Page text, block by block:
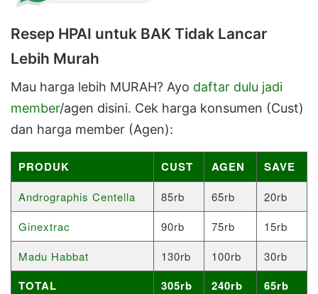
Resep HPAI untuk BAK Tidak Lancar
Lebih Murah
Mau harga lebih MURAH? Ayo daftar dulu jadi
member/agen disini. Cek harga konsumen (Cust)
dan harga member (Agen):
PRODUK CUST AGEN SAVE
Andrographis Centella 85rb 65rb
20rb
Ginextrac
90rb 75rb
15rb
Madu Habbat
130rb 100rb 30rb
TOTAL 305rb 240rb 65rb